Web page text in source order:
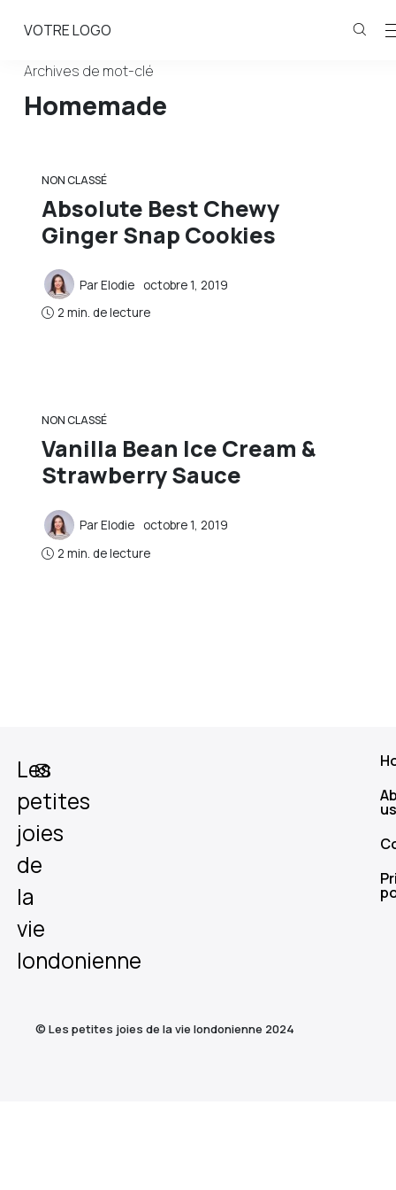
VOTRE LOGO
Archives de mot-clé
Homemade
NON CLASSÉ
Absolute Best Chewy
Ginger Snap Cookies
ParElodie
octobre 1, 2019
2 min. de lecture
NON CLASSÉ
Vanilla Bean Ice Cream &
Strawberry Sauce
ParElodie
octobre 1, 2019
2 min. de lecture
Les
petites
joies
de
la
vie
londonienne
us
© Les petites joies de la vie londonienne 2024